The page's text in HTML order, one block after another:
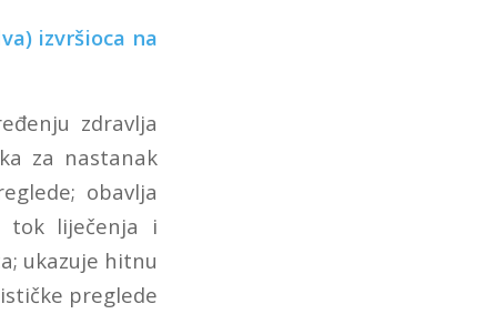
izvršioca na
zdravlja
za nastanak
obavlja
tok liječenja i
ukazuje hitnu
preglede